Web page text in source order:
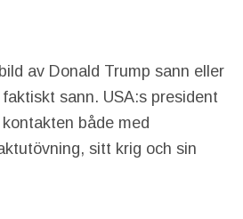
av Donald Trump sann eller
sann. USA:s president
både med
sitt krig och sin